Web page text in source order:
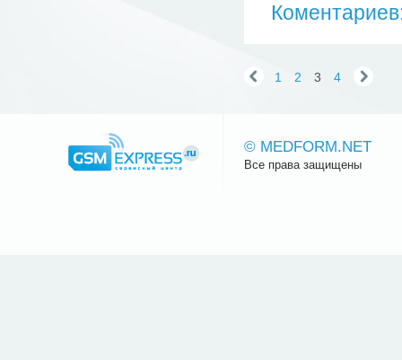
1 2 3 4
© MEDFORM.NET
Все права защищены